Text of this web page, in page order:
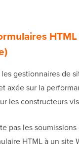
gestionnaires de
axée sur la
les constructeurs
pas les
HTML à un site